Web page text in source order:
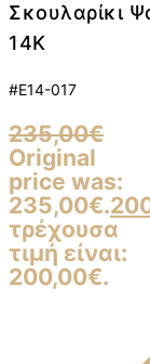
Σκουλαρίκι
14K
#E14-017
235,00€
Original
price was:
235,00€.
τρέχουσα
τιμή είναι:
200,00€.